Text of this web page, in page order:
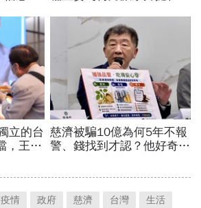
疫情 政府 慈濟 台灣
生活